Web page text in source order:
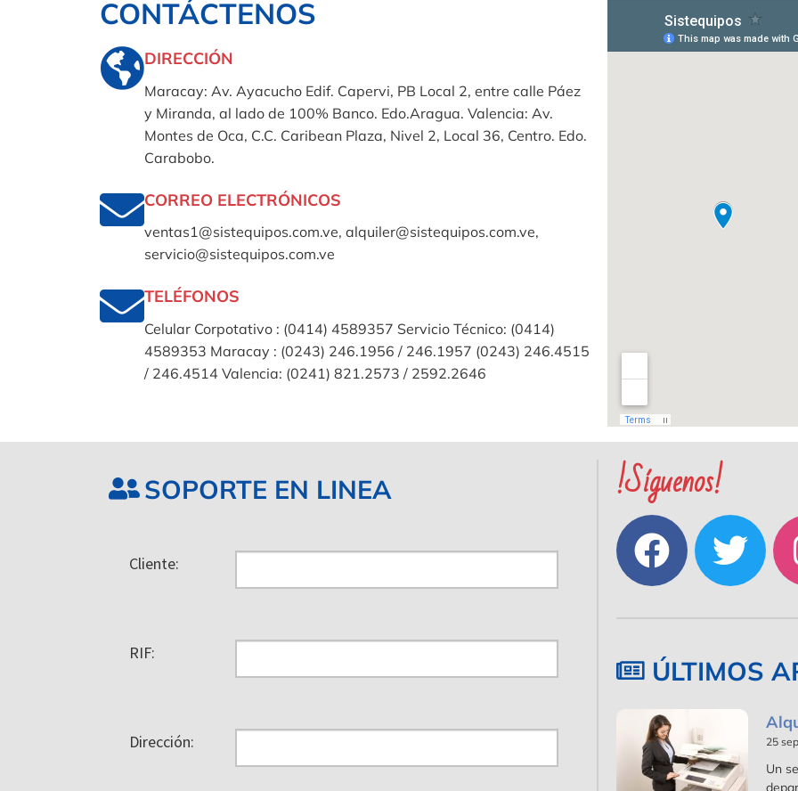
CONTÁCTENOS
DIRECCIÓN
Maracay: Av. Ayacucho Edif. Capervi, PB Local 2, entre calle Páez
y Miranda, al lado de 100% Banco. Edo.Aragua. Valencia: Av.
Montes de Oca, C.C. Caribean Plaza, Nivel 2, Local 36, Centro. Edo.
Carabobo.
CORREO ELECTRÓNICOS
ventas1@sistequipos.com.ve, alquiler@sistequipos.com.ve,
servicio@sistequipos.com.ve
TELÉFONOS
Celular Corpotativo : (0414) 4589357 Servicio Técnico: (0414)
4589353 Maracay : (0243) 246.1956 / 246.1957 (0243) 246.4515
/ 246.4514 Valencia: (0241) 821.2573 / 2592.2646
SOPORTE EN LINEA
Cliente:
RIF:
Dirección:
!Síguenos!
ÚLTIMOS
25
Un